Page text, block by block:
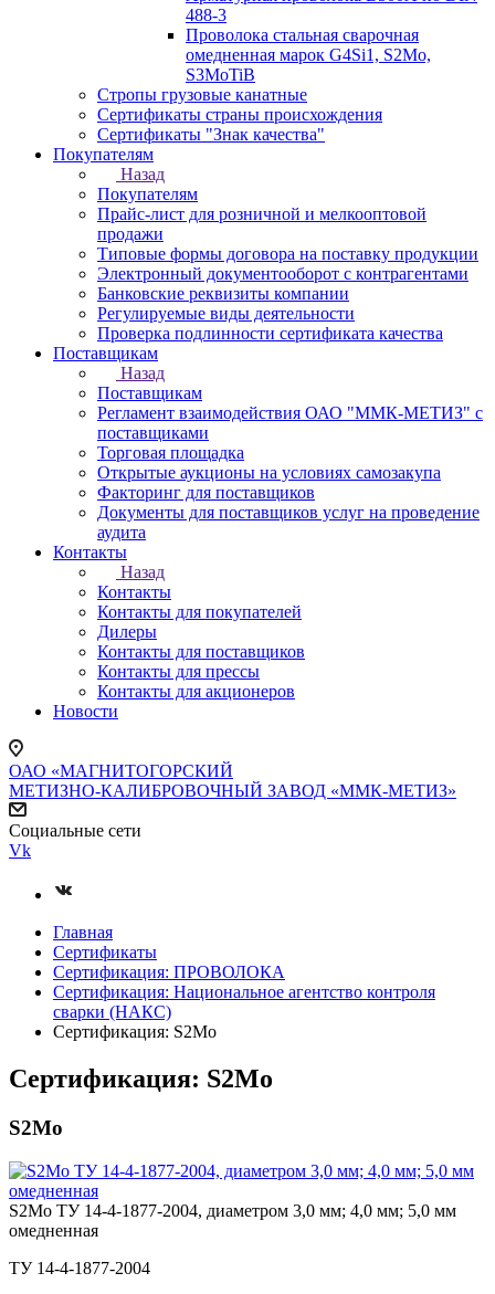
488-3
Проволока стальная сварочная
омедненная марок G4Si1, S2Mo,
S3MoTiB
Стропы грузовые канатные
Сертификаты страны происхождения
Сертификаты "Знак качества"
Покупателям
Назад
Покупателям
Прайс-лист для розничной и мелкооптовой
продажи
Типовые формы договора на поставку продукции
Электронный документооборот с контрагентами
Банковские реквизиты компании
Регулируемые виды деятельности
Проверка подлинности сертификата качества
Поставщикам
Назад
Поставщикам
Регламент взаимодействия ОАО "ММК-МЕТИЗ" с
поставщиками
Торговая площадка
Открытые аукционы на условиях самозакупа
Факторинг для поставщиков
Документы для поставщиков услуг на проведение
аудита
Контакты
Назад
Контакты
Контакты для покупателей
Дилеры
Контакты для поставщиков
Контакты для прессы
Контакты для акционеров
Новости
ОАО «МАГНИТОГОРСКИЙ
МЕТИЗНО-КАЛИБРОВОЧНЫЙ ЗАВОД «ММК-МЕТИЗ»
Социальные сети
Vk
Главная
Сертификаты
Сертификация: ПРОВОЛОКА
Сертификация: Национальное агентство контроля
сварки (НАКС)
Сертификация: S2Mo
Сертификация: S2Mo
S2Mo
S2Mo ТУ 14-4-1877-2004, диаметром 3,0 мм; 4,0 мм; 5,0 мм
омедненная
ТУ 14-4-1877-2004